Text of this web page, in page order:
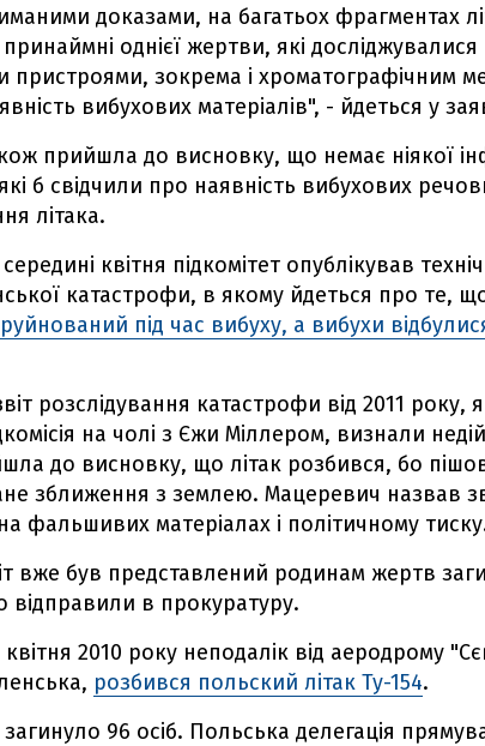
доказами, на багатьох фрагментах
принаймні однієї жертви, які досліджувалися
пристроями, зокрема і хроматографічним
вибухових матеріалів", - йдеться у
прийшла до висновку, що немає ніякої
б свідчили про наявність вибухових
літака.
квітня підкомітет опублікував
катастрофи, в якому йдеться про те,
під час вибуху, а вибухи
розслідування катастрофи від 2011 року,
на чолі з Єжи Міллером, визнали
до висновку, що літак розбився, бо
зближення з землею. Мацеревич назвав
фальшивих матеріалах і політичному
вже був представлений родинам жертв
відправили в прокуратуру.
квітня 2010 року неподалік від аеродрому
розбився польский літак Ту-154.
96 осіб. Польська делегація